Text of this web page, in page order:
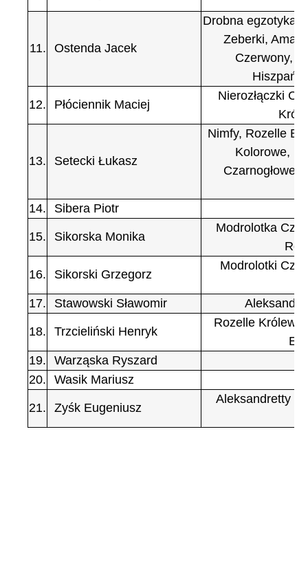
11. Ostenda Jacek
Drobna egzotyka:
Zeberki,
Czerwony,
12. Płóciennik Maciej
Nierozłączki
13. Setecki Łukasz
Nimfy, Rozelle
Kolorowe,
Czarnogłowe,
14. Sibera Piotr
15. Sikorska Monika
Modrolotka
16. Sikorski Grzegorz
Modrolotki
17. Stawowski Sławomir
18. Trzcieliński Henryk
Rozelle
19.
Warząska Ryszard
20.
Wasik Mariusz
21. Zyśk Eugeniusz
Aleksandretty